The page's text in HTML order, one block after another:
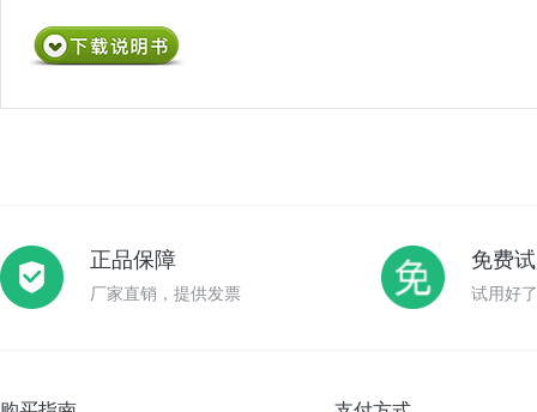
正品保障
厂家直销，提供发票
免费
试用好